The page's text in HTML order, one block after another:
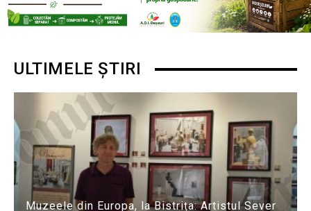
ULTIMELE ȘTIRI
Muzeele din Europa, la Bistrița: Artistul Sever